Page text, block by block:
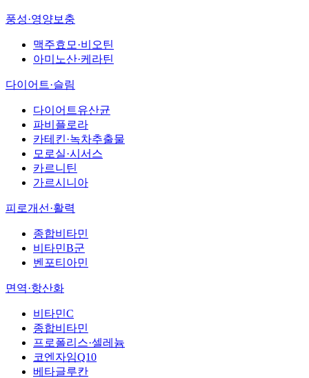
풍성·영양보충
맥주효모·비오틴
아미노산·케라틴
다이어트·슬림
다이어트유산균
파비플로라
카테킨·녹차추출물
모로실·시서스
카르니틴
가르시니아
피로개선·활력
종합비타민
비타민B군
벤포티아민
면역·항산화
비타민C
종합비타민
프로폴리스·셀레늄
코엔자임Q10
베타글루칸